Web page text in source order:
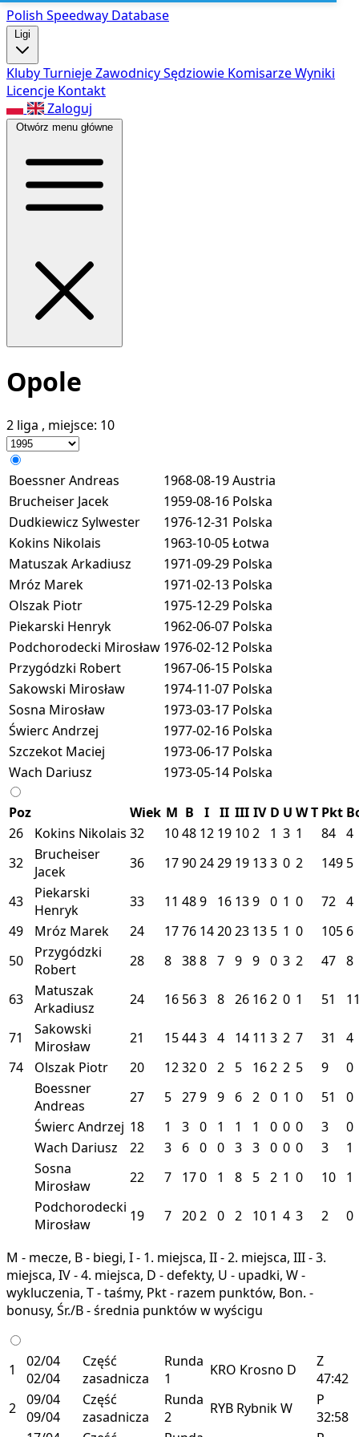
Polish Speedway Database
Ligi
KlubyTurniejeZawodnicySędziowie KomisarzeWyniki
Licencje Kontakt
Zaloguj
Otwórz menu główne
Opole
2 liga , miejsce: 10
Boessner Andreas 1968-08-19Austria
Brucheiser Jacek
1959-08-16 Polska
Dudkiewicz Sylwester
1976-12-31 Polska
Kokins Nikolais
1963-10-05Łotwa
Matuszak Arkadiusz
1971-09-29 Polska
Mróz Marek
1971-02-13 Polska
Olszak Piotr
1975-12-29 Polska
Piekarski Henryk
1962-06-07 Polska
Podchorodecki Mirosław 1976-02-12 Polska
Przygódzki Robert
1967-06-15 Polska
Sakowski Mirosław
1974-11-07 Polska
Sosna Mirosław
1973-03-17 Polska
Świerc Andrzej
1977-02-16 Polska
Szczekot Maciej
1973-06-17 Polska
Wach Dariusz
1973-05-14 Polska
Poz Wiek M B I II III IV D U WT Pkt
26
Kokins Nikolais 32 1048 12 19 102 1 3 1 84 4
32
Brucheiser
Jacek
36 17902429 19 133 0 2 149 5
43
Piekarski
Henryk
33 11 489 16 139 0 1 0 72 4
49
Mróz Marek 24 1776 142023 13 5 1 0 105 6
50
Przygódzki
Robert
28 8 388 7 9 9 0 3 2 47 8
63
Matuszak
Arkadiusz
24 16 563 8 26 162 0 1 51
71
Sakowski
Mirosław
21 15443 4 14 11 3 2 7 31
4
74
Olszak Piotr 20 12320 2 5 162 2 5 9
0
Boessner
Andreas
27 5 279 9 6 2 0 1 0 51
0
Świerc Andrzej 18 1 3 0 1 1 1 0 0 0 3
0
Wach Dariusz
22 3 6 0 0 3 3 0 0 0 3
1
Sosna
Mirosław
22 7 170 1 8 5 2 1 0 10
1
Podchorodecki
Mirosław
19 7 202 0 2 10 1 4 3 2 0
M - mecze, B - biegi, I - 1. miejsca, II - 2. miejsca, III - 3.
miejsca, IV - 4. miejsca, D - defekty, U - upadki, W -
wykluczenia, T - taśmy, Pkt - razem punktów, Bon. -
bonusy, Śr./B - średnia punktów w wyścigu
1
02/04
02/04
Część
zasadnicza
Runda
1
KRO Krosno D
Z
47:42
2 09/04
09/04
Część
zasadnicza
Runda
2
RYB RybnikW
P
32:58